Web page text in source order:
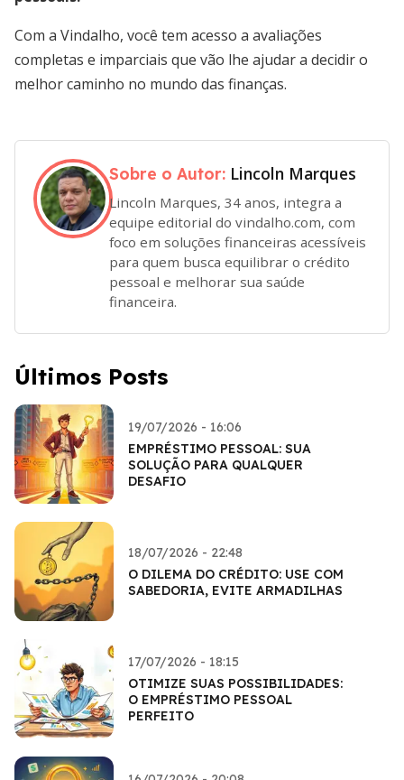
Com a Vindalho, você tem acesso a avaliações
completas e imparciais que vão lhe ajudar a decidir o
melhor caminho no mundo das finanças.
Sobre o Autor: Lincoln Marques
Lincoln Marques, 34 anos, integra a
equipe editorial do vindalho.com, com
foco em soluções financeiras acessíveis
para quem busca equilibrar o crédito
pessoal e melhorar sua saúde
financeira.
Últimos Posts
19/07/2026 - 16:06
EMPRÉSTIMO PESSOAL: SUA
SOLUÇÃO PARA QUALQUER
DESAFIO
18/07/2026 - 22:48
O DILEMA DO CRÉDITO: USE COM
SABEDORIA, EVITE ARMADILHAS
17/07/2026 - 18:15
OTIMIZE SUAS POSSIBILIDADES:
O EMPRÉSTIMO PESSOAL
PERFEITO